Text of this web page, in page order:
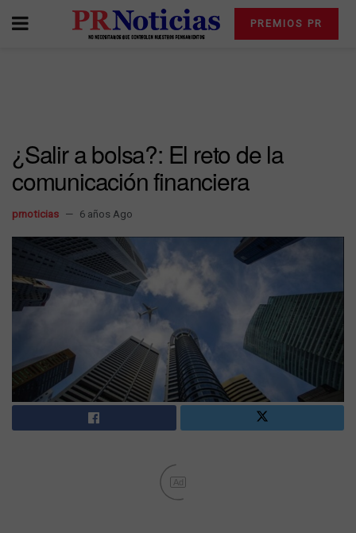
PREMIOS PR
¿Salir a bolsa?: El reto de la
comunicación financiera
prnoticias 6 años Ago
Ad